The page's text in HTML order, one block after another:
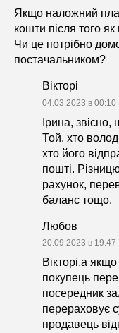
Якщо наложний
кошти після того
Чи це потрібно
постачальником?
Вікторі
04.03.2023 в 00:10
Ірина,
Той, хто
хто його
пошті.
рахунок,
баланс тощо.
Любов
20.09.2023 в 19:47
Вікторі,а
покупець
посередник
перераховує
продавець